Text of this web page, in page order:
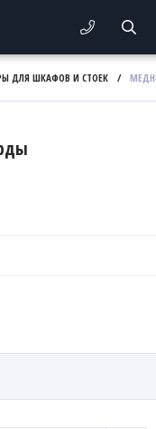
ДЛЯ ШКАФОВ И СТОЕК /